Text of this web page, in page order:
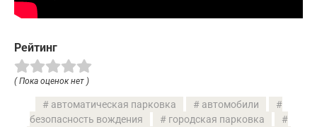
Рейтинг
( Пока оценок нет )
автоматическая парковка
автомобили
безопасность вождения
городская парковка